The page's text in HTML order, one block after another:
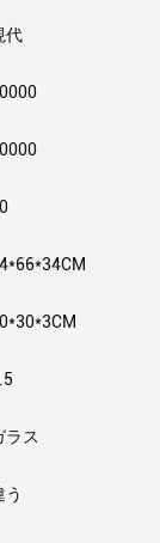
代
ラス
う